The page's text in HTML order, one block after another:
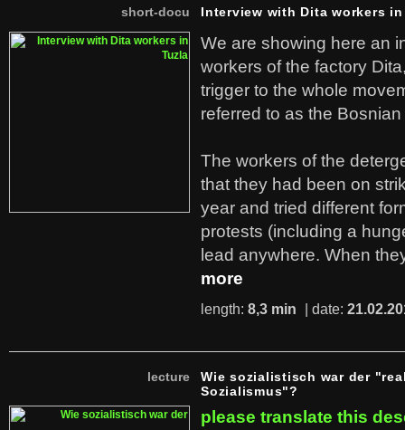
short-docu Interview with Dita workers in
We are showing here an
workers of the factory
trigger to the whole
referred to as the
The workers of the
that they had been on
year and tried different
protests (including a
lead anywhere. When
more
length: 8,3 min | date:
lecture
Wie sozialistisch war der
Sozialismus"?
please translate this